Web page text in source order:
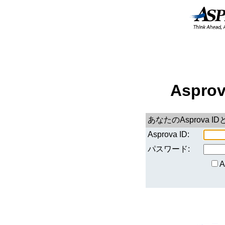
あなたのAsprova ID
Asprova ID:
パスワード: